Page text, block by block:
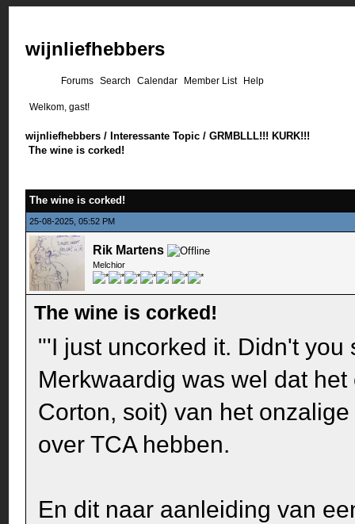
wijnliefhebbers
Forums Search Calendar Member List Help
Welkom, gast!
wijnliefhebbers / Interessante Topic /GRMBLLL!!! KURK!!!
The wine is corked!
The wine is corked!
25-08-2025, 05:52 PM
Rik Martens
Melchior
The wine is corked!
"'I just uncorked it. Didn't you
Merkwaardig was wel dat
Corton, soit) van het
over TCA hebben.
En dit naar aanleiding van